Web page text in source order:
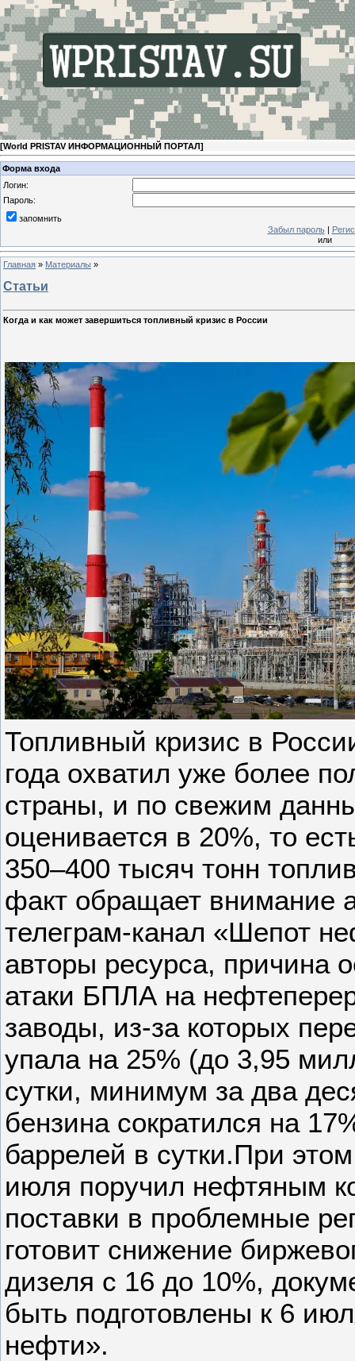
[World PRISTAV ИНФОРМАЦИОННЫЙ ПОРТАЛ]
Форма входа
Логин:
Пароль:
запомнить
Забыл пароль|
или
Главная » Материалы »
Статьи
Когда и как может завершиться топливный кризис в России
Топливный кризис в
года охватил уже более
страны, и по свежим
оценивается в 20%, то
350–400 тысяч тонн
факт обращает внимание
телеграм-канал «Шепот
авторы ресурса, причина
атаки БПЛА на
заводы, из-за которых
упала на 25% (до 3,95
сутки, минимум за два
бензина сократился на
баррелей в сутки.При
июля поручил нефтяным
поставки в проблемные
готовит снижение
дизеля с 16 до 10%,
быть подготовлены к 6
нефти».